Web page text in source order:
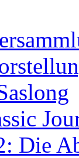
Die